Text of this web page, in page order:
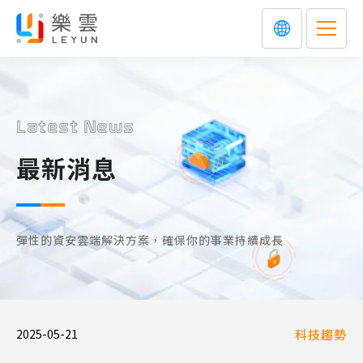
Latest News
最新消息
彈性的資安雲端解決方案，確保你的事業持續成長
2025-05-21 科技趨勢